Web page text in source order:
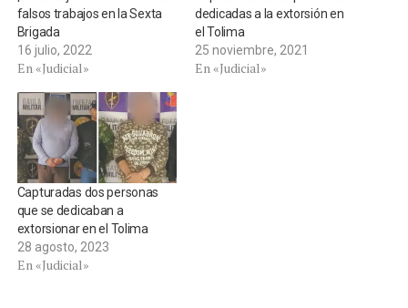
falsos trabajos en la Sexta
Brigada
16 julio, 2022
En «Judicial»
dedicadas a la extorsión en
el Tolima
25 noviembre, 2021
En «Judicial»
Capturadas dos personas
que se dedicaban a
extorsionar en el Tolima
28 agosto, 2023
En «Judicial»